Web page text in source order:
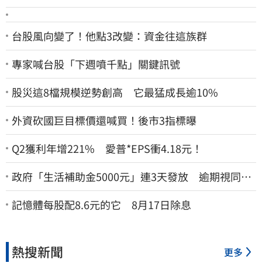
台股風向變了！他點3改變：資金往這族群
專家喊台股「下週噴千點」關鍵訊號
股災這8檔規模逆勢創高 它最猛成長逾10%
外資砍國巨目標價還喊買！後市3指標曝
Q2獲利年增221% 愛普*EPS衝4.18元！
政府「生活補助金5000元」連3天發放 逾期視同放
棄
記憶體每股配8.6元的它 8月17日除息
熱搜新聞 更多